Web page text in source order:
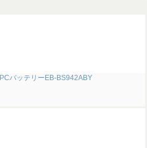
バッテリーEB-BS942ABY